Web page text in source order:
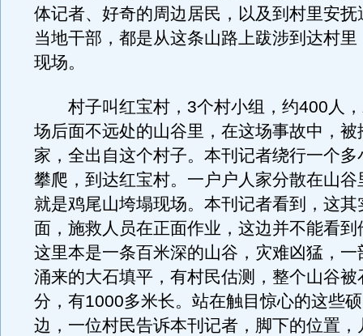
体记者、好奇的周边居民，以及到村里安抚
当地干部，都是从这条山路上跋涉到达村
现场。
村子叫红宝村，3个村小组，约400人，
场后面不远处的山谷里，在这场事故中，被
家，全出自这个村子。本刊记者绕行一个多
攀爬，到达红宝村。一户户人家分散在山谷
就是鸡尾山垮塌现场。本刊记者看到，这其
面，施救人员在正面作业，这边并不能看到
这里本是一条百米深的山谷，灾难凶猛，一
涌来的大石填平，有村民估测，整个山谷被
分，有1000多米长。站在触目惊心的这些
边，一位村民告诉本刊记者，脚下的位置，